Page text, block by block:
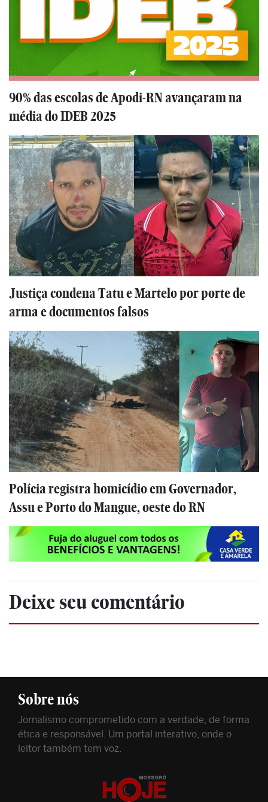
90% das escolas de Apodi-RN avançaram na
média do IDEB 2025
Justiça condena Tatu e Martelo por porte de
arma e documentos falsos
Polícia registra homicídio em Governador,
Assu e Porto do Mangue, oeste do RN
Deixe seu comentário
Sobre nós
Jornalismo comprometido com a verdade, de forma
ética e responsável. Um portal interativo, onde o
leitor também tem voz.